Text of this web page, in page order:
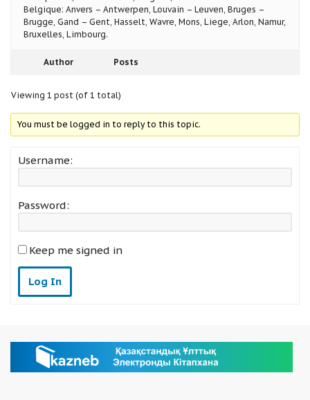
Belgique: Anvers – Antwerpen, Louvain – Leuven, Bruges –
Brugge, Gand – Gent, Hasselt, Wavre, Mons, Liege, Arlon, Namur,
Bruxelles, Limbourg.
Author Posts
Viewing 1 post (of 1 total)
You must be logged in to reply to this topic.
Username:
Password:
Keep me signed in
Log In